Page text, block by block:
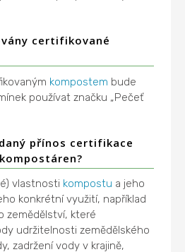
certifikované
kompostem bude
používat značku „Pečeť
přínos certifikace
vlastnosti kompostu a jeho
konkrétní využití, například
zemědělství, které
udržitelnosti zemědělského
zadržení vody v krajině,